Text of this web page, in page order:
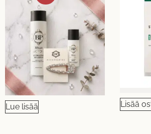
Lue lisää Lisää